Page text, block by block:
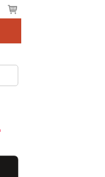
Voir
le